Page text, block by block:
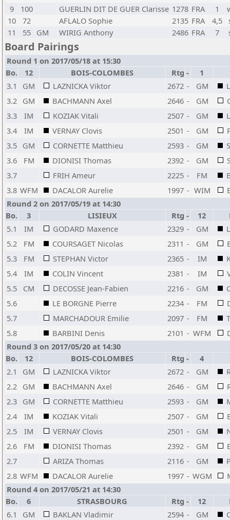
9
100 GUERLIN DIT DE GUER Clarisse 1278 FRA 1
10
72 AFLALO Sophie 2135 FRA 4,5
11
55 GM WIRIG Anthony 2486 FRA 7
Board Pairings
Round 1 on 2017/05/18 at 15:30
Bo.
12 BOIS-COLOMBES Rtg -
1
3.1
GM LAZNICKA Viktor 2672 - GM
3.2 GM BACHMANN Axel 2646 - GM
3.3
IM KOZIAK Vitali 2507 - GM
3.4
IM VERNAY Clovis 2501 - GM
3.5 GM CORNETTE Matthieu 2593 - GM
3.6
FM DIONISI Thomas 2392 - GM
3.7
FRIH Ameur 2225 - FM
3.8 WFM DACALOR Aurelie 1997 - WIM
Round 2 on 2017/05/19 at 14:30
Bo.
3 LISIEUX Rtg - 12
5.1
IM GODARD Maxence 2329 - GM
5.2
FM COURSAGET Nicolas 2311 - GM
5.3
FM STEPHAN Victor 2365 - IM
5.4
IM COLIN Vincent 2381 - IM
5.5
CM DECOSSE Jean-Fabien 2216 - GM
5.6
LE BORGNE Pierre 2234 - FM
5.7
MARCHADOUR Emilie 2097 - FM
5.8
BARBINI Denis 2101 - WFM
Round 3 on 2017/05/20 at 14:30
Bo.
12 BOIS-COLOMBES Rtg -
4
2.1
GM LAZNICKA Viktor 2672 - GM
2.2 GM BACHMANN Axel 2646 - GM
2.3 GM CORNETTE Matthieu 2593 - GM
2.4
IM KOZIAK Vitali 2507 - GM
2.5
IM VERNAY Clovis 2501 - GM
2.6
FM DIONISI Thomas 2392 - GM
2.7
ARIZA Thomas 2116 - GM
2.8 WFM DACALOR Aurelie 1997 - WGM
Round 4 on 2017/05/21 at 14:30
Bo.
6 STRASBOURG Rtg - 12
6.1
GM BAKLAN Vladimir 2594 - GM